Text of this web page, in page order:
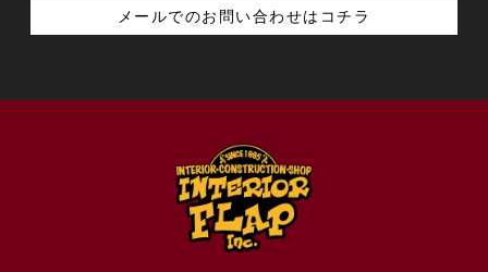
メールでのお問い合わせはコチラ